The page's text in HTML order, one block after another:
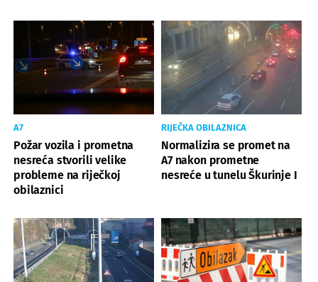
A7
Požar vozila i prometna
nesreća stvorili velike
probleme na riječkoj
obilaznici
RIJEČKA OBILAZNICA
Normalizira se promet na
A7 nakon prometne
nesreće u tunelu Škurinje I